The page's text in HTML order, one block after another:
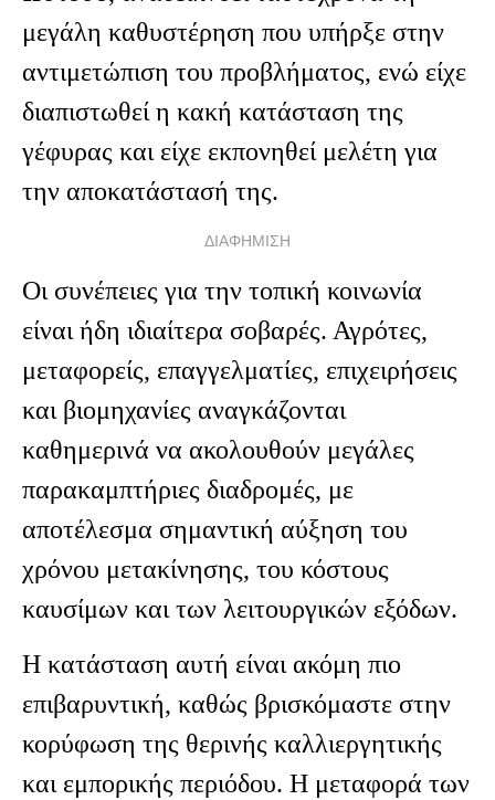
μεγάλη καθυστέρηση που υπήρξε στην
αντιμετώπιση του προβλήματος, ενώ είχε
διαπιστωθεί η κακή κατάσταση της
γέφυρας και είχε εκπονηθεί μελέτη για
την αποκατάστασή της.
ΔΙΑΦΗΜΙΣΗ
Οι συνέπειες για την τοπική κοινωνία
είναι ήδη ιδιαίτερα σοβαρές. Αγρότες,
μεταφορείς, επαγγελματίες, επιχειρήσεις
και βιομηχανίες αναγκάζονται
καθημερινά να ακολουθούν μεγάλες
παρακαμπτήριες διαδρομές, με
αποτέλεσμα σημαντική αύξηση του
χρόνου μετακίνησης, του κόστους
καυσίμων και των λειτουργικών εξόδων.
Η κατάσταση αυτή είναι ακόμη πιο
επιβαρυντική, καθώς βρισκόμαστε στην
κορύφωση της θερινής καλλιεργητικής
και εμπορικής περιόδου. Η μεταφορά των